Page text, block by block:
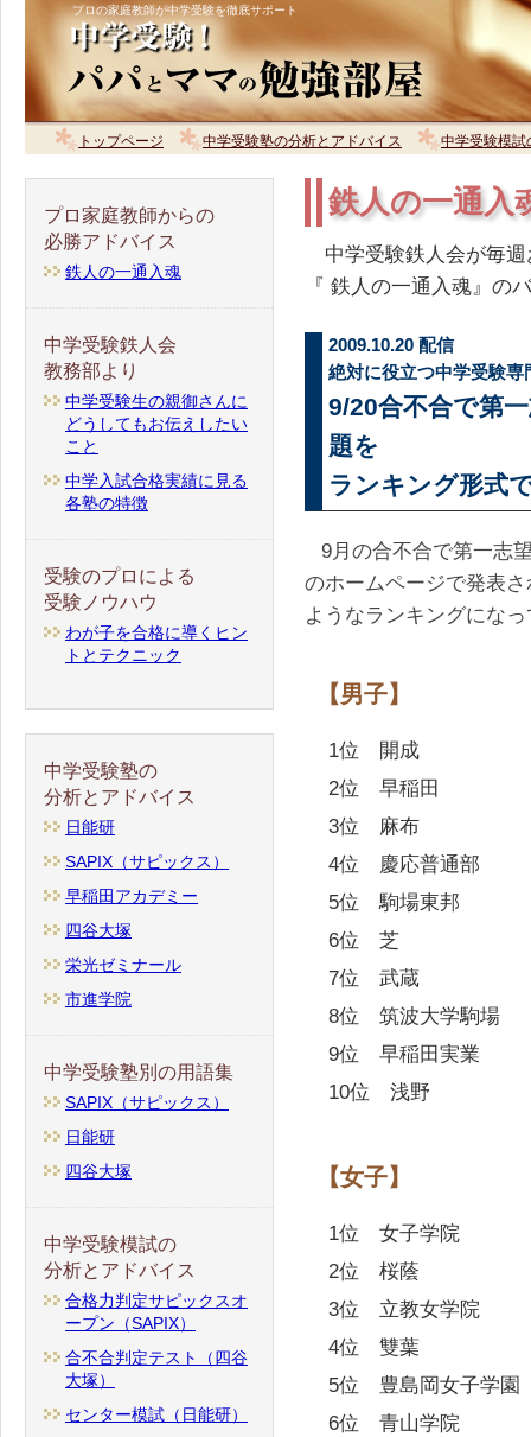
プロの家庭教師が中学受験を徹底サポート
トップページ 中学受験塾の分析とアドバイス 中学受験模試
鉄人の一通入
中学受験鉄人会が毎週
『 鉄人の一通入魂』の
2009.10.20 配信
絶対に役立つ中学受験
9/20合不合で第
題を
ランキング形式
9月の合不合で第一志
のホームページで発表
ようなランキングにな
【男子】
1位 開成
2位 早稲田
3位 麻布
4位 慶応普通部
5位 駒場東邦
6位 芝
7位 武蔵
8位 筑波大学駒場
9位 早稲田実業
10位 浅野
【女子】
1位 女子学院
2位 桜蔭
3位 立教女学院
4位 雙葉
5位 豊島岡女子学園
6位 青山学院
プロ家庭教師からの
必勝アドバイス
鉄人の一通入魂
中学受験鉄人会
教務部より
中学受験生の親御さんに
どうしてもお伝えしたい
こと
中学入試合格実績に見る
各塾の特徴
受験のプロによる
受験ノウハウ
わが子を合格に導くヒン
トとテクニック
中学受験塾の
分析とアドバイス
日能研
SAPIX（サピックス）
早稲田アカデミー
四谷大塚
栄光ゼミナール
市進学院
中学受験塾別の用語集
SAPIX（サピックス）
日能研
四谷大塚
中学受験模試の
分析とアドバイス
合格力判定サピックスオ
ープン（SAPIX）
合不合判定テスト（四谷
大塚）
センター模試（日能研）